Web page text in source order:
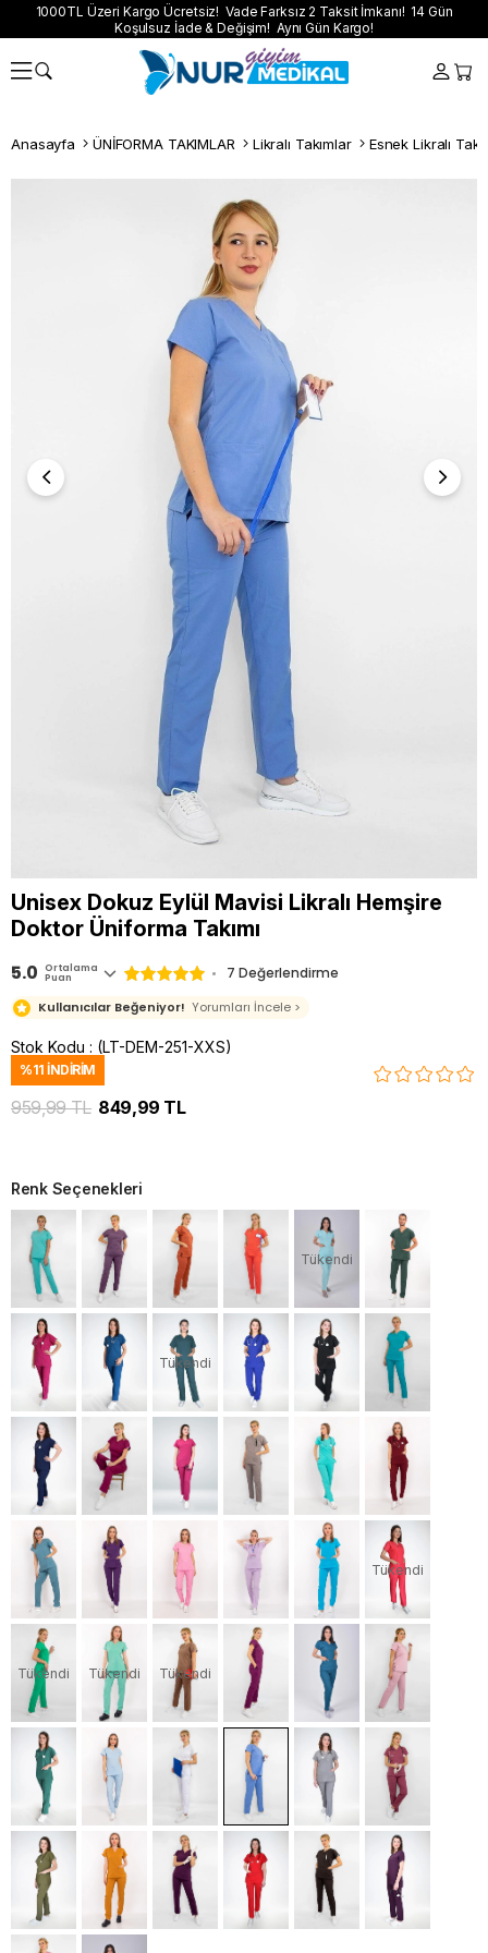
1000TL Üzeri Kargo Ücretsiz! Vade Farksız 2 Taksit İmkanı! 14 Gün
Koşulsuz İade & Değişim! Aynı Gün Kargo!
Anasayfa ÜNİFORMA TAKIMLAR Likralı Takımlar Esnek Likralı
Unisex Dokuz Eylül Mavisi Likralı Hemşire
Doktor Üniforma Takımı
5.0 Ortalama
Puan 7 Değerlendirme
Kullanıcılar Beğeniyor! Yorumları İncele >
Stok Kodu (LT-DEM-251-XXS)
%11 İNDIRIM
959,99 TL 849,99 TL
Renk Seçenekleri
Tükendi
Tükendi
Tükendi
Tükendi Tükendi Tükendi